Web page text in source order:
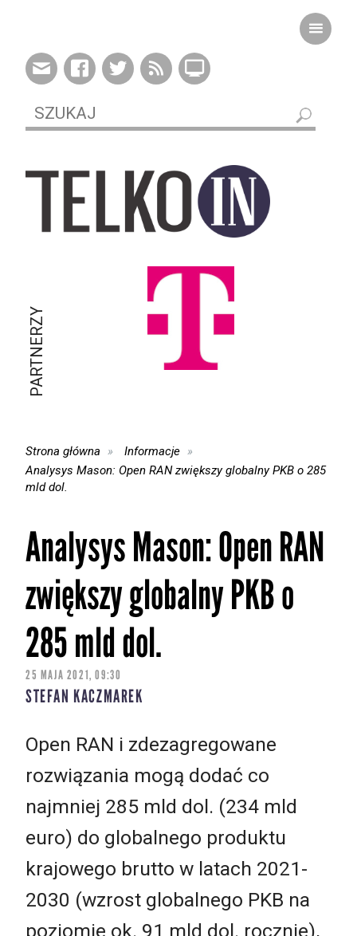
PARTNERZY
Strona główna
Informacje
Analysys Mason: Open RAN zwiększy globalny PKB o 285
mld dol.
Analysys Mason: Open RAN
zwiększy globalny PKB o
285 mld dol.
25 MAJA 2021, 09:30
STEFAN KACZMAREK
Open RAN i zdezagregowane
rozwiązania mogą dodać co
najmniej 285 mld dol. (234 mld
euro) do globalnego produktu
krajowego brutto w latach 2021-
2030 (wzrost globalnego PKB na
poziomie ok. 91 mld dol. rocznie),